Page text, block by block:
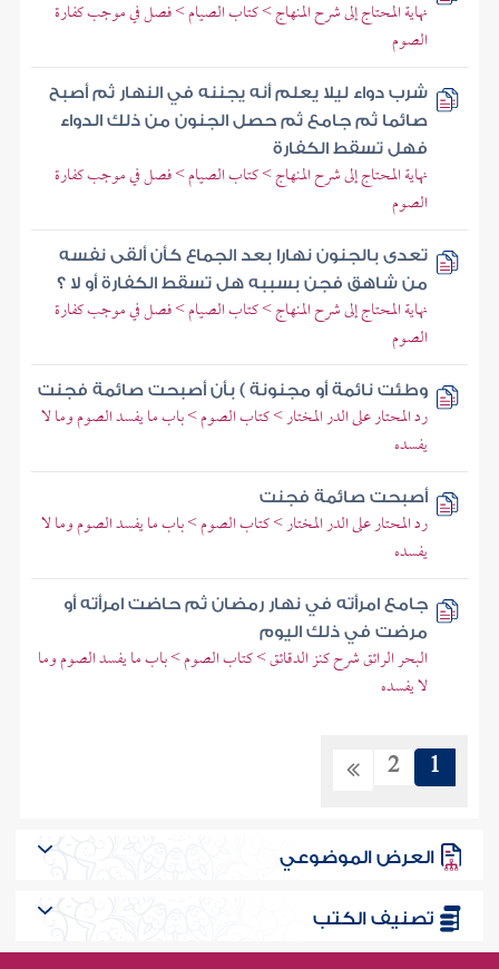
نهاية المحتاج إلى شرح المنهاج > كتاب الصيام > فصل في موجب كفارة
الصوم
شرب دواء ليلا يعلم أنه يجننه في النهار ثم أصبح
صائما ثم جامع ثم حصل الجنون من ذلك الدواء
فهل تسقط الكفارة
نهاية المحتاج إلى شرح المنهاج > كتاب الصيام > فصل في موجب كفارة
الصوم
تعدى بالجنون نهارا بعد الجماع كأن ألقى نفسه
من شاهق فجن بسببه هل تسقط الكفارة أو لا ؟
نهاية المحتاج إلى شرح المنهاج > كتاب الصيام > فصل في موجب كفارة
الصوم
وطئت نائمة أو مجنونة ) بأن أصبحت صائمة فجنت
رد المحتار على الدر المختار > كتاب الصوم > باب ما يفسد الصوم وما لا
يفسده
أصبحت صائمة فجنت
رد المحتار على الدر المختار > كتاب الصوم > باب ما يفسد الصوم وما لا
يفسده
جامع امرأته في نهار رمضان ثم حاضت امرأته أو
مرضت في ذلك اليوم
البحر الرائق شرح كنز الدقائق > كتاب الصوم > باب ما يفسد الصوم وما
لا يفسده
1
2
العرض الموضوعي
تصنيف الكتب